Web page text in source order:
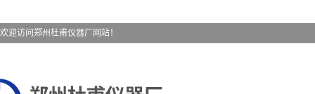
欢迎访问郑州杜甫仪器厂网站！